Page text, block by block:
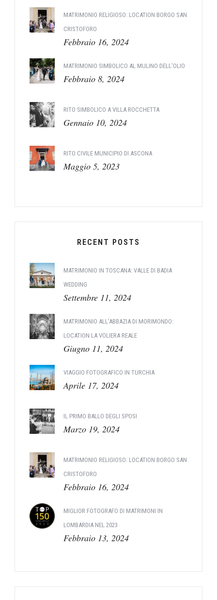
MATRIMONIO RELIGIOSO: LOCATION BORGO SAN
CRISTOFORO
Febbraio 16, 2024
MATRIMONIO SIMBOLICO AL MULINO DELL'OLIO
Febbraio 8, 2024
RITO SIMBOLICO A VILLA ROCCHETTA
Gennaio 10, 2024
RITO CIVILE MUNICIPIO DI ASCONA
Maggio 5, 2023
RECENT POSTS
MATRIMONIO IN TOSCANA: VALLE DI BADIA
WEDDING
Settembre 11, 2024
MATRIMONIO ALL’ABBAZIA DI MORIMONDO:
LOCATION LA VOLIERA REALE
Giugno 11, 2024
VIAGGIO FOTOGRAFICO IN TURCHIA
Aprile 17, 2024
IL PRIMO BALLO DEGLI SPOSI
Marzo 19, 2024
MATRIMONIO RELIGIOSO: LOCATION BORGO SAN
CRISTOFORO
Febbraio 16, 2024
MIGLIOR FOTOGRAFO DI MATRIMONI IN
LOMBARDIA NEL 2023
Febbraio 13, 2024